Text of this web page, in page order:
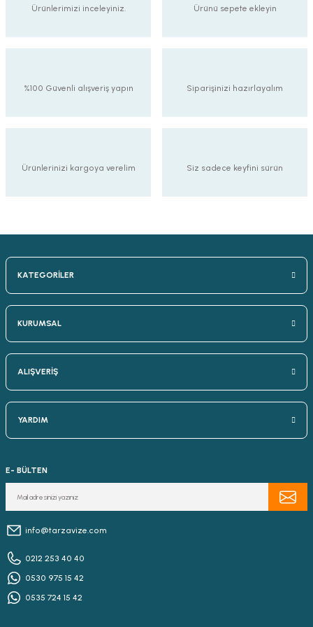
90,00 TL
Ürünlerimizi inceleyiniz. Ürünü sepete ekleyin
%100 Güvenli alışveriş yapın Siparişinizi hazırlayalım
Ürünlerinizi kargoya verelim Siz sadece keyfini sürün
KATEGORİLER
KURUMSAL
ALIŞVERİŞ
YARDIM
E- BÜLTEN
info@tarzavize.com
0212 253 40 40
0530 975 15 42
0535 724 15 42